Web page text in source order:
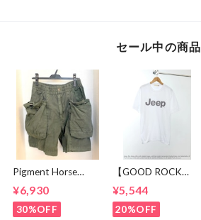
セール中の商品
Pigment Horse
Shorts Olive
¥6,930
30%OFF
【GOOD ROCK
Logo T-shirt
White
¥5,544
20%OFF